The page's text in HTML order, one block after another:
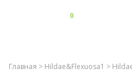
0
Главная > Hildae&Flexuosa1 >